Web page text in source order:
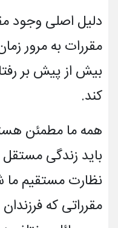
دلیل اصلی وجود
مقررات به مرور
بیش از پیش بر
کند.
همه ما مطمئن
باید زندگی
نظارت مستقیم ما
مقرراتی که